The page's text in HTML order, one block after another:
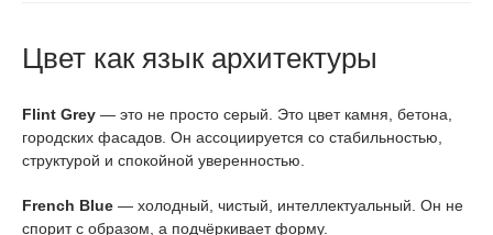
Цвет как язык архитектуры
Flint Grey — это не просто серый. Это цвет камня, бетона,
городских фасадов. Он ассоциируется со стабильностью,
структурой и спокойной уверенностью.
French Blue — холодный, чистый, интеллектуальный. Он не
спорит с образом, а подчёркивает форму.